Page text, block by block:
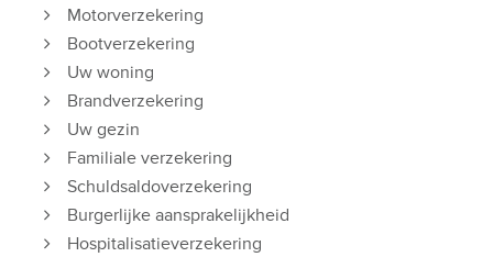
Motorverzekering
Bootverzekering
Uw woning
Brandverzekering
Uw gezin
Familiale verzekering
Schuldsaldoverzekering
Burgerlijke aansprakelijkheid
Hospitalisatieverzekering